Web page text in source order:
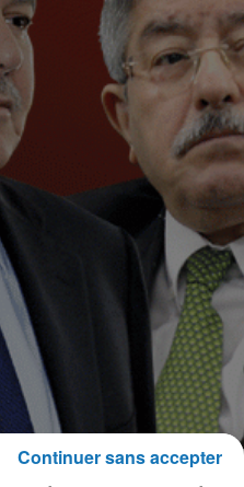
Bouteflika a quitté le
Continuer sans accepter